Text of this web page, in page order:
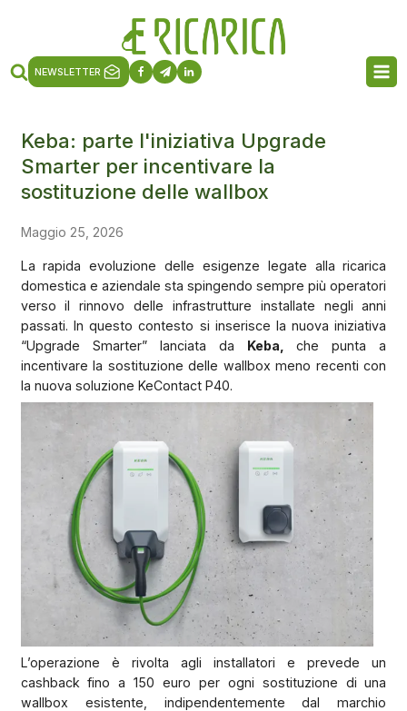
NEWSLETTER
Keba: parte l'iniziativa Upgrade
Smarter per incentivare la
sostituzione delle wallbox
Maggio 25, 2026
La rapida evoluzione delle esigenze legate alla ricarica
domestica e aziendale sta spingendo sempre più operatori
verso il rinnovo delle infrastrutture installate negli anni
passati. In questo contesto si inserisce la nuova iniziativa
“Upgrade Smarter” lanciata da Keba,
che punta a
incentivare la sostituzione delle wallbox meno recenti con
la nuova soluzione KeContact P40.
L’operazione è rivolta agli installatori e prevede un
cashback fino a 150 euro per ogni sostituzione di una
wallbox esistente, indipendentemente dal marchio